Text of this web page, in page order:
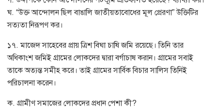
ঘ. “উক্ত আন্দোলন ছিল বাঙালি জাতীয়তাবোধের মূল প্রেরণা” উক্তিটির
সত্যতা নিরূপণ কর।
১৭. মাজেদ সাহেবের প্রায় ত্রিশ বিঘা চাষি জমি রয়েছে। তিনি তার
অধিকাংশ জমিই গ্রামের লোকদের দ্বারা বর্গাচাষ করান। গ্রামের সবাই
তাকে অত্যন্ত সমীহ করে। তাই গ্রামের সার্বিক বিচার সালিস তিনিই
পরিচালনা করেন।
ক. গ্রামীণ সমাজের লোকদের প্রধান পেশা কী?